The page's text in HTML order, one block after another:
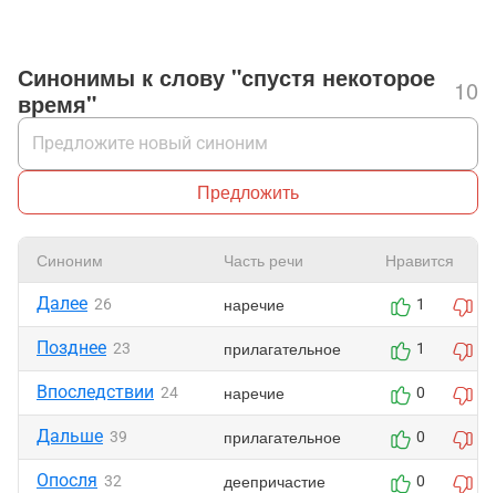
Синонимы к слову "спустя некоторое
время"
10
Предложить
Синоним Часть речи Нравится
Далее 26 наречие 1
Позднее 23 прилагательное 1
Впоследствии 24 наречие 0
Дальше 39 прилагательное 0
Опосля 32 деепричастие 0